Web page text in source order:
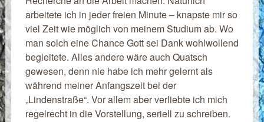
arbeitete ich in jeder freien Minute – knapste mir so
viel Zeit wie möglich von meinem Studium ab. Wo
man solch eine Chance Gott sei Dank wohlwollend
begleitete. Alles andere wäre auch Quatsch
gewesen, denn nie habe ich mehr gelernt als
während meiner Anfangszeit bei der
„Lindenstraße“. Vor allem aber verliebte ich mich
regelrecht in die Vorstellung, seriell zu schreiben.